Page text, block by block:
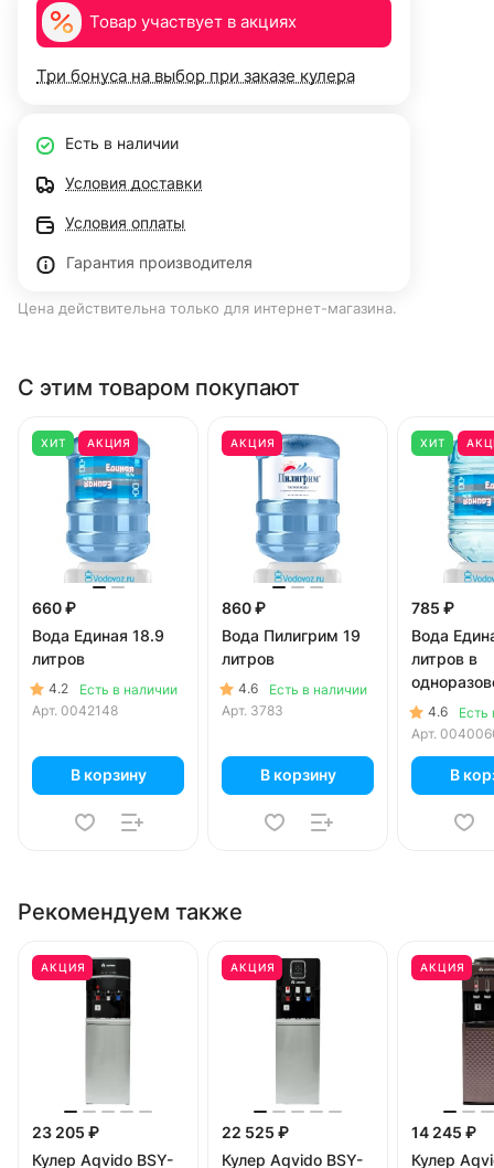
Товар участвует в акциях
Три бонуса на выбор при заказе кулера
Есть в наличии
Условия доставки
Условия оплаты
Гарантия производителя
Цена действительна только для интернет-магазина.
С этим товаром покупают
ХИТ АКЦИЯ
660 ₽
Вода Единая 18.9
литров
4.2
Есть в наличии
Арт. 0042148
В корзину
АКЦИЯ
860 ₽
Вода Пилигрим 19
литров
4.6
Есть в наличии
Арт. 3783
В корзину
ХИТ
785 ₽
Вода
литров в
4.6
Есть
Арт.
В
Рекомендуем также
АКЦИЯ
23 205 ₽
Кулер Aqvido BSY-
АКЦИЯ
22 525 ₽
Кулер Aqvido BSY-
АКЦИЯ
14 245 ₽
Кулер